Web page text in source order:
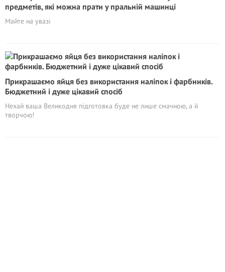
предметів, які можна прати у пральній машинці
Майте на увазі
Прикрашаємо яйця без використання наліпок і фарбників.
Бюджетний і дуже цікавий спосіб
Нехай ваша Великодня підготовка буде не лише смачною, а й
творчою!